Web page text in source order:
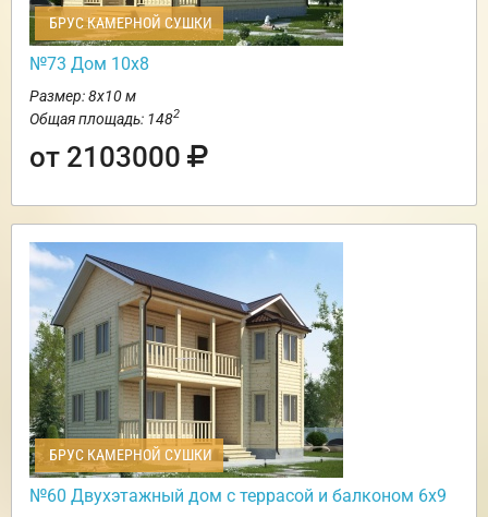
БРУС КАМЕРНОЙ СУШКИ
№73 Дом 10х8
Размер: 8х10 м
Общая площадь: 1482
от 2103000
БРУС КАМЕРНОЙ СУШКИ
№60 Двухэтажный дом с террасой и балконом 6х9